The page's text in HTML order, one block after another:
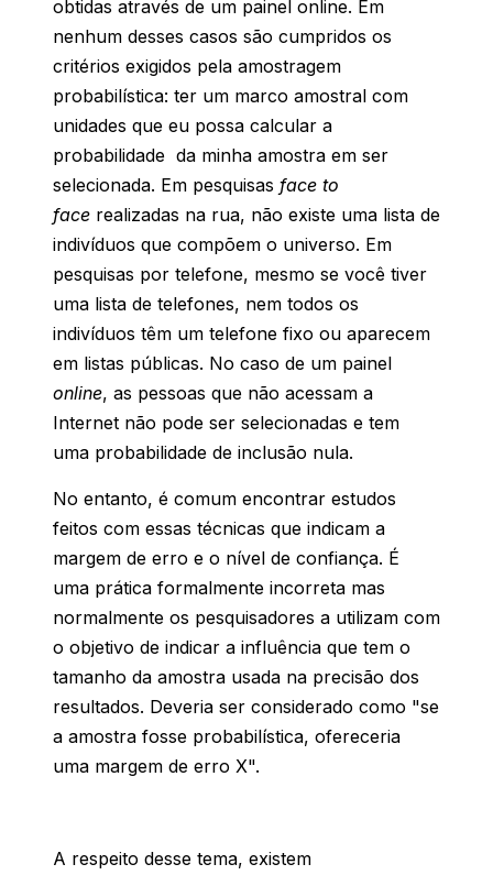
obtidas através de um painel online. Em
nenhum desses casos são cumpridos os
critérios exigidos pela amostragem
probabilística: ter um marco amostral com
unidades que eu possa calcular a
probabilidade da minha amostra em ser
selecionada. Em pesquisas face to
face realizadas na rua, não existe uma lista de
indivíduos que compõem o universo. Em
pesquisas por telefone, mesmo se você tiver
uma lista de telefones, nem todos os
indivíduos têm um telefone fixo ou aparecem
em listas públicas. No caso de um painel
online, as pessoas que não acessam a
Internet não pode ser selecionadas e tem
uma probabilidade de inclusão nula.
No entanto, é comum encontrar estudos
feitos com essas técnicas que indicam a
margem de erro e o nível de confiança. É
uma prática formalmente incorreta mas
normalmente os pesquisadores a utilizam com
o objetivo de indicar a influência que tem o
tamanho da amostra usada na precisão dos
resultados. Deveria ser considerado como "se
a amostra fosse probabilística, ofereceria
uma margem de erro X".
A respeito desse tema, existem